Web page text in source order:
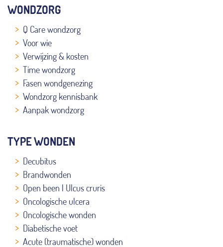
WONDZORG
Q Care wondzorg
Voor wie
Verwijzing & kosten
Time wondzorg
Fasen wondgenezing
Wondzorg kennisbank
Aanpak wondzorg
TYPE WONDEN
Decubitus
Brandwonden
Open been | Ulcus cruris
Oncologische ulcera
Oncologische wonden
Diabetische voet
Acute (traumatische) wonden